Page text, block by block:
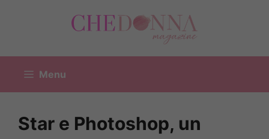
Menu
Star e Photoshop, un